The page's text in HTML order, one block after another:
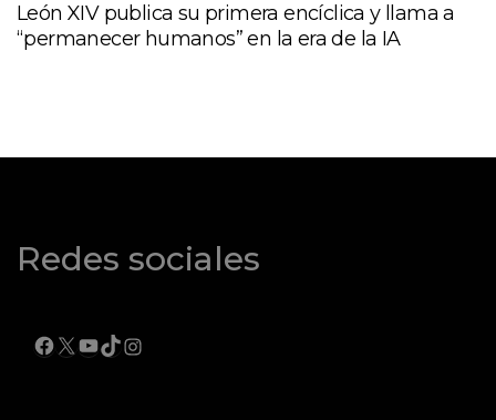
León XIV publica su primera encíclica y llama a
“permanecer humanos” en la era de la IA
Redes sociales
FACEBOOK
X YOUTUBE
TIKTOK
INSTAGRAM